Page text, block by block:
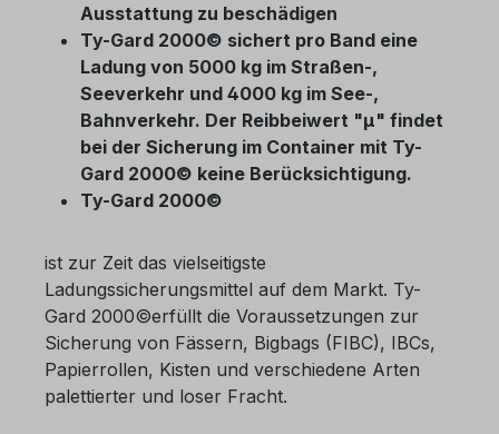
Ausstattung zu beschädigen
Ty-Gard 2000© sichert pro Band eine
Ladung von 5000 kg im Straßen-,
Seeverkehr und 4000 kg im See-,
Bahnverkehr. Der Reibbeiwert "µ" findet
bei der Sicherung im Container mit Ty-
Gard 2000© keine Berücksichtigung.
Ty-Gard 2000©
ist zur Zeit das vielseitigste
Ladungssicherungsmittel auf dem Markt. Ty-
Gard 2000©erfüllt die Voraussetzungen zur
Sicherung von Fässern, Bigbags (FIBC), IBCs,
Papierrollen, Kisten und verschiedene Arten
palettierter und loser Fracht.